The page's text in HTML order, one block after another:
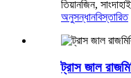
তিয়ানজিন,
অনুসন্ধানবিস্তারিত
ট্রাস জাল